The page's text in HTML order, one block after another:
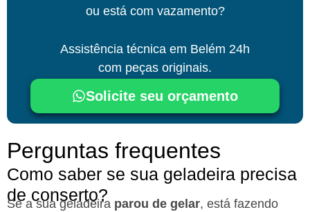
ou está com vazamento?
Assistência técnica em Belém 24h
com peças originais.
Solicite seu orçamento
Perguntas frequentes
Como saber se sua geladeira precisa
de conserto?
Se a sua geladeira parou de gelar, está fazendo